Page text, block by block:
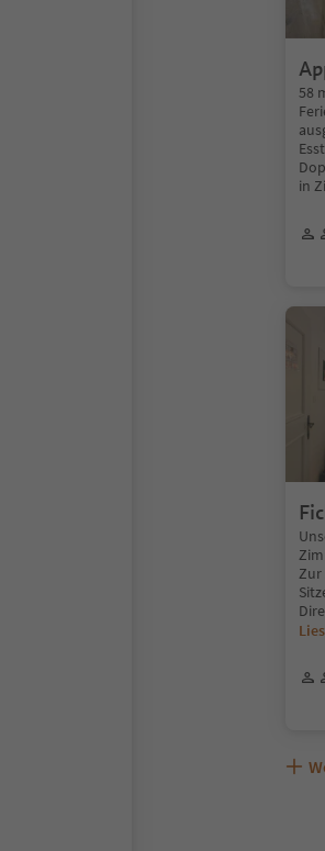
58
in
Zur